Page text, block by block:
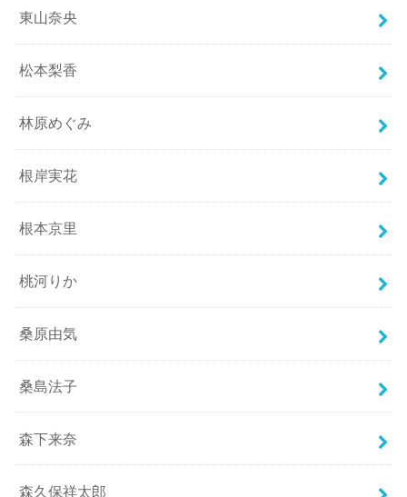
東山奈央
松本梨香
林原めぐみ
根岸実花
根本京里
桃河りか
桑原由気
桑島法子
森下来奈
森久保祥太郎